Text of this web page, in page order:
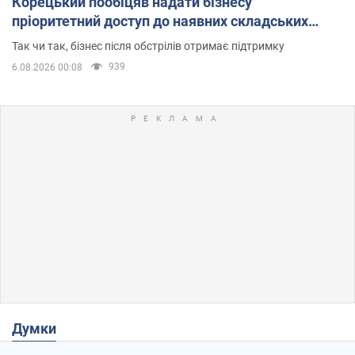
пріоритетний доступ до наявних складських
приміщень
Так чи так, бізнес після обстрілів отримає підтримку
6.08.2026 00:08 939
Думки